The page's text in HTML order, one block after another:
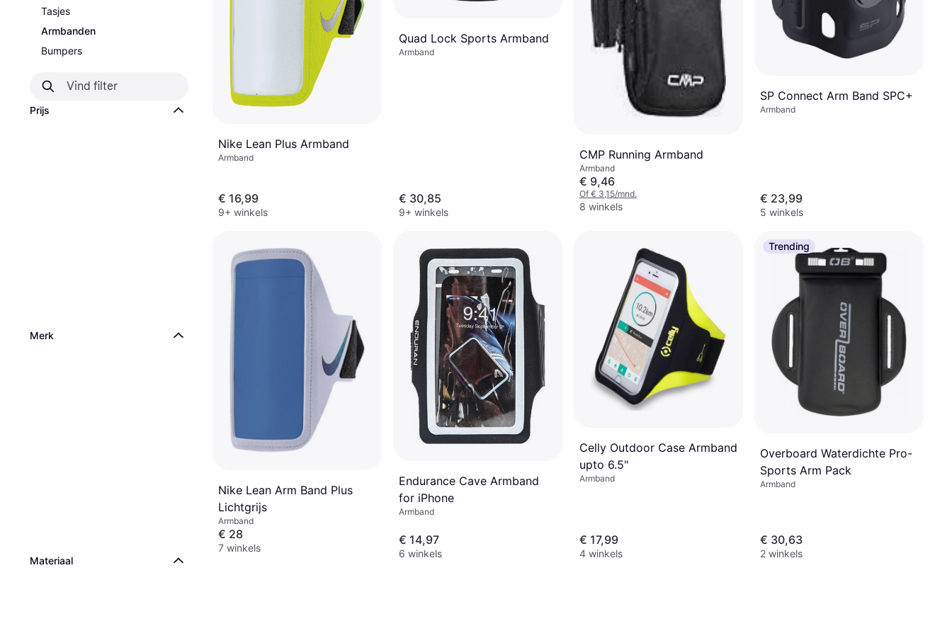
Tasjes
Armbanden
Bumpers
Prijs
Merk
Materiaal
Nike Lean Plus Armband
Armband
€ 16,99
9+ winkels
Quad Lock Sports Armband
Armband
€ 30,85
9+ winkels
CMP Running Armband
Armband
€ 9,46
Of € 3,15/mnd.
8 winkels
SP Connect Arm Band SPC+
Armband
€ 23,99
5 winkels
Nike Lean Arm Band Plus
Lichtgrijs
Armband
€ 28
7 winkels
Endurance Cave Armband
for iPhone
Armband
€ 14,97
6 winkels
Celly Outdoor Case Armband
upto 6.5"
Armband
€ 17,99
4 winkels
Trending
Overboard Waterdichte Pro-
Sports Arm Pack
Armband
€ 30,63
2 winkels